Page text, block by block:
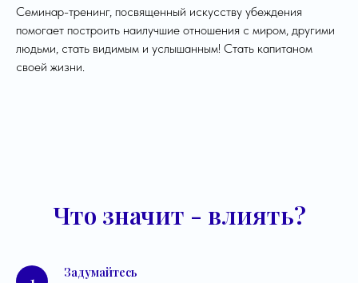
Семинар-тренинг, посвященный искусству убеждения
помогает построить наилучшие отношения с миром, другими
людьми, стать видимым и услышанным! Стать капитаном
своей жизни.
Что значит - влиять?
Задумайтесь